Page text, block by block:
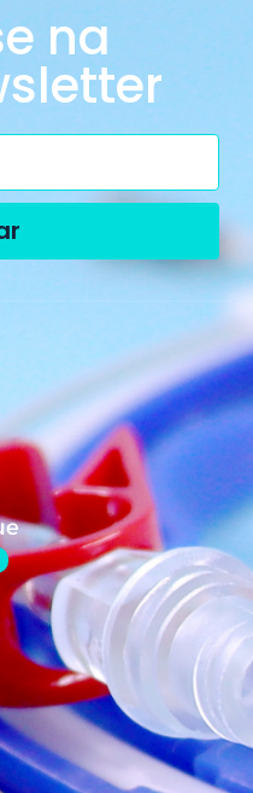
na